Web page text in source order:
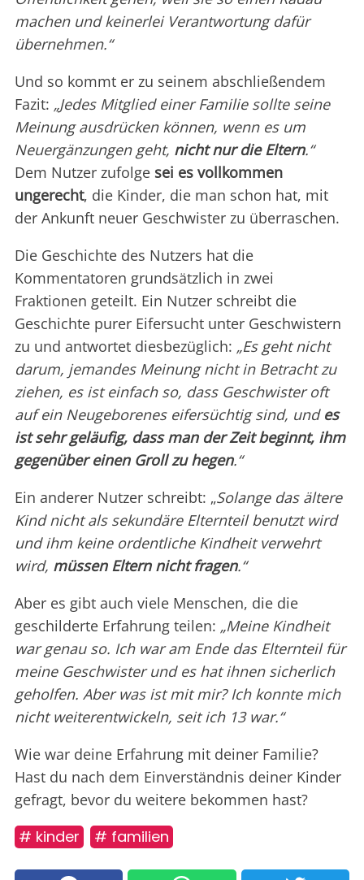
machen und keinerlei Verantwortung dafür
übernehmen.“
Und so kommt er zu seinem abschließendem
Fazit: „Jedes Mitglied einer Familie sollte seine
Meinung ausdrücken können, wenn es um
Neuergänzungen geht, nicht nur die Eltern.“
Dem Nutzer zufolge sei es vollkommen
ungerecht, die Kinder, die man schon hat, mit
der Ankunft neuer Geschwister zu überraschen.
Die Geschichte des Nutzers hat die
Kommentatoren grundsätzlich in zwei
Fraktionen geteilt. Ein Nutzer schreibt die
Geschichte purer Eifersucht unter Geschwistern
zu und antwortet diesbezüglich: „Es geht nicht
darum, jemandes Meinung nicht in Betracht zu
ziehen, es ist einfach so, dass Geschwister oft
auf ein Neugeborenes eifersüchtig sind, und es
ist sehr geläufig, dass man der Zeit beginnt, ihm
gegenüber einen Groll zu hegen.“
Ein anderer Nutzer schreibt: „Solange das ältere
Kind nicht als sekundäre Elternteil benutzt wird
und ihm keine ordentliche Kindheit verwehrt
wird, müssen Eltern nicht fragen.“
Aber es gibt auch viele Menschen, die die
geschilderte Erfahrung teilen: „Meine Kindheit
war genau so. Ich war am Ende das Elternteil für
meine Geschwister und es hat ihnen sicherlich
geholfen. Aber was ist mit mir? Ich konnte mich
nicht weiterentwickeln, seit ich 13 war.“
Wie war deine Erfahrung mit deiner Familie?
Hast du nach dem Einverständnis deiner Kinder
gefragt, bevor du weitere bekommen hast?
# kinder # familien